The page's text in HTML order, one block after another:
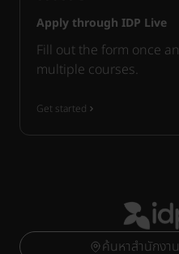
Apply through IDP Live
Fill out the form once
multiple courses.
Get started
ค้นหาสำนักงา